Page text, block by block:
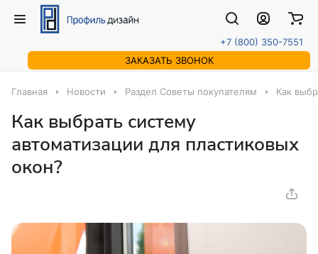
+7 (800) 350-7551
ЗАКАЗАТЬ ЗВОНОК
Главная Новости Раздел Советы покупателям Как
Как выбрать систему
автоматизации для пластиковых
окон?